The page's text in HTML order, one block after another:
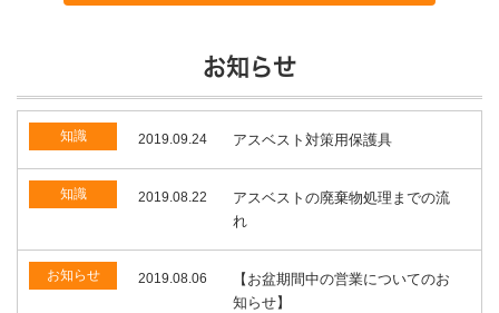
お知らせ
知識 2019.09.24 アスベスト対策用保護具
知識 2019.08.22
アスベストの廃棄物処理までの流
れ
お知らせ 2019.08.06
【お盆期間中の営業についてのお
知らせ】